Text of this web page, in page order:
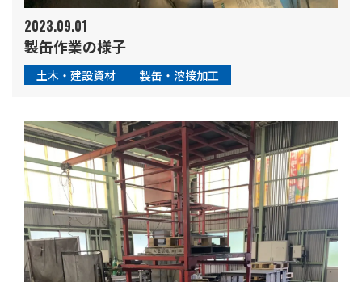
2023.09.01
製缶作業の様子
土木・建設資材 製缶・溶接加工